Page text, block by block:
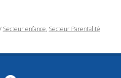
/ Secteur enfance, Secteur Parentalité